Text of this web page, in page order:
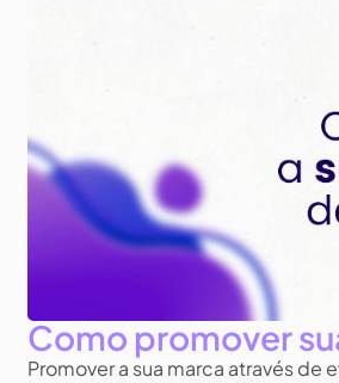
Como promover
Promover a sua marca através de